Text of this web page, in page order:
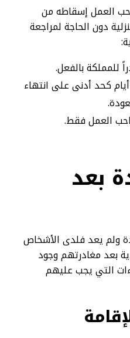
العمل إسقاطه من
دون الحاجة لمراجعة
للمملكة بالفعل.
يجب أن يكون قد مضى 3 أيام كحد أدنى على انتهاء
العمل فقط.
بعد
ولم يعد فلدى الأشخاص
بعد مغادرتهم وجود
التي يجب عليهم